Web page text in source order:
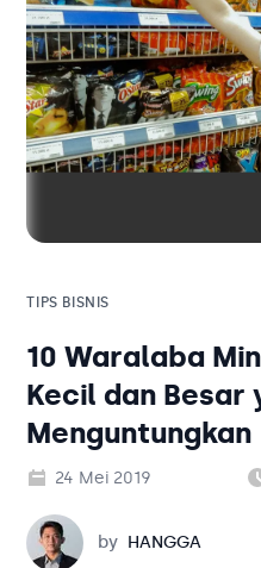
Hubungi Kami
Blog
Solusi Bisnis
Harga
Hubungi Kami
Blog
Solusi Bisnis
Tambahan
Kategori Blog
TIPS BISNIS
10 Waralaba
Kecil dan Besar
Menguntungkan
24 Mei 2019
Hangga
by HANGGA